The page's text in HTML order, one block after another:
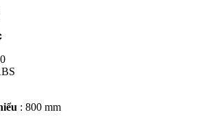
: 800 mm